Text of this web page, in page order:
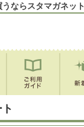
ならスタマガネット